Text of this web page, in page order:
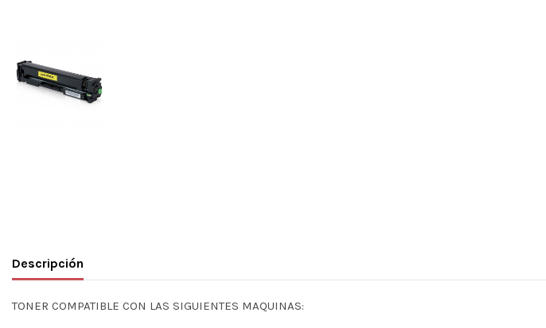
Descripción
TONER COMPATIBLE CON LAS SIGUIENTES MAQUINAS: